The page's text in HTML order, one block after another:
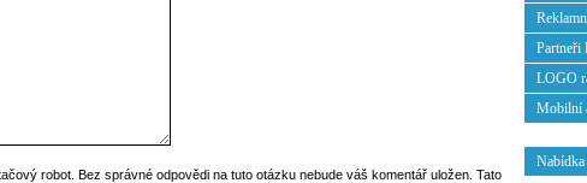
robot. Bez správné odpovědi na tuto otázku nebude váš komentář uložen. Tato
Partneři
LOGO
Mobilní
Nabídka